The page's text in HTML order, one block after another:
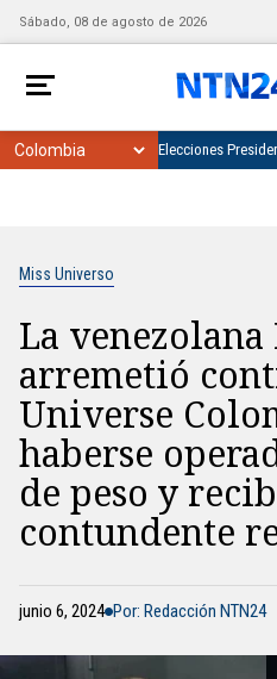
Sábado, 08 de agosto de 2026
Elecciones
Miss Universo
La
arremetió
Universe
haberse
de peso y
contundente
junio 6, 2024 Por: Redacción NTN24